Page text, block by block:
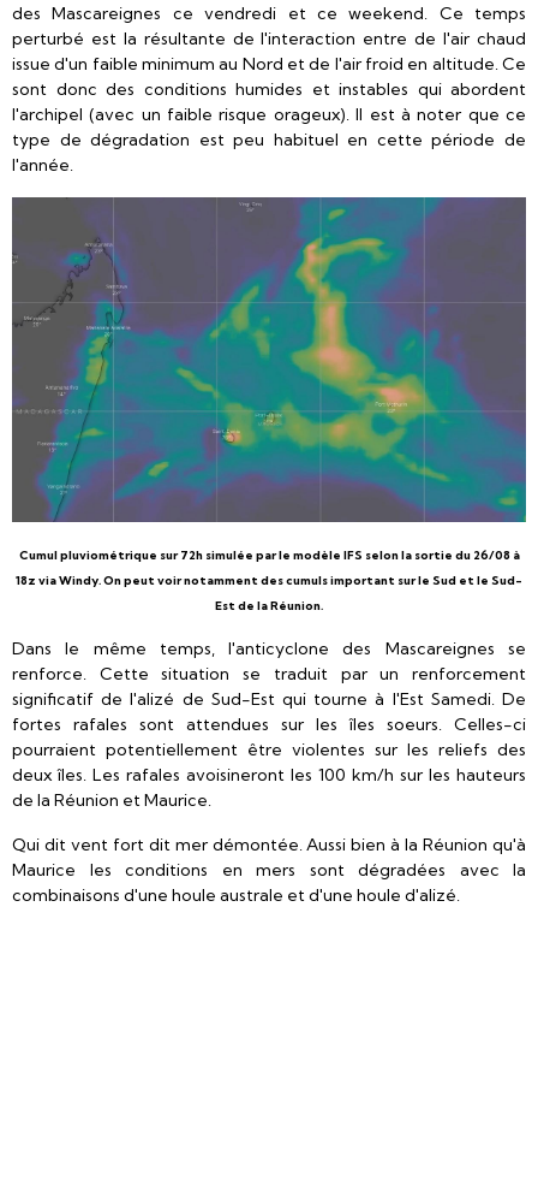
des Mascareignes ce vendredi et ce weekend. Ce temps
perturbé est la résultante de l'interaction entre de l'air chaud
issue d'un faible minimum au Nord et de l'air froid en altitude. Ce
sont donc des conditions humides et instables qui abordent
l'archipel (avec un faible risque orageux). Il est à noter que ce
type de dégradation est peu habituel en cette période de
l'année.
Cumul pluviométrique sur 72h simulée par le modèle IFS selon la sortie du 26/08 à
18z via Windy. On peut voir notamment des cumuls important sur le Sud et le Sud-
Est de la Réunion.
Dans le même temps, l'anticyclone des Mascareignes se
renforce. Cette situation se traduit par un renforcement
significatif de l'alizé de Sud-Est qui tourne à l'Est Samedi. De
fortes rafales sont attendues sur les îles soeurs. Celles-ci
pourraient potentiellement être violentes sur les reliefs des
deux îles. Les rafales avoisineront les 100 km/h sur les hauteurs
de la Réunion et Maurice.
Qui dit vent fort dit mer démontée. Aussi bien à la Réunion qu'à
Maurice les conditions en mers sont dégradées avec la
combinaisons d'une houle australe et d'une houle d'alizé.